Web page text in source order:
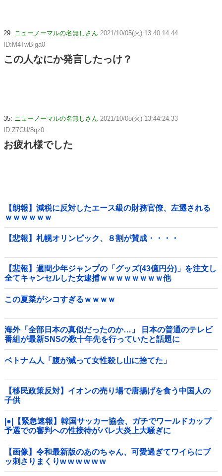
29: ニューノーマルの名無しさん 2021/10/05(火) 13:40:14.44
ID:M4TwBiga0
この人なにか発言したっけ？
35: ニューノーマルの名無しさん 2021/10/05(火) 13:44:24.33
ID:Z7CU/8qz0
お疲れ様でした
【朗報】減税に反対したエース級の財務官僚、左遷される
ｗｗｗｗｗｗ
【悲報】札幌オリンピック、８割が賛成・・・・
【悲報】週間少年ジャンプの「グッズ(43億円分)」を注文し
全てキャンセルした女逮捕ｗｗｗｗｗｗｗｗ他
この夏菜がシコすぎるｗｗｗｗ
海外「全部日本の真似だったのか…」 日本の普通のテレビ
番組が最新SNSの数十年先を行っていたと話題に
ベトナム人「腹が減って女性殺し山に捨てた」
【移民政策反対】イオンの売り場で唐揚げを食う中国人の
子供
|●|【緊急速報】韓国サッカー協会、ガチでワールドカップ
予選での審判への性接待がバレ大炎上大騒ぎに
【画像】令和最新版のあのちゃん、可愛過ぎてワイらにブ
ッ刺さりまくりw w w w w w